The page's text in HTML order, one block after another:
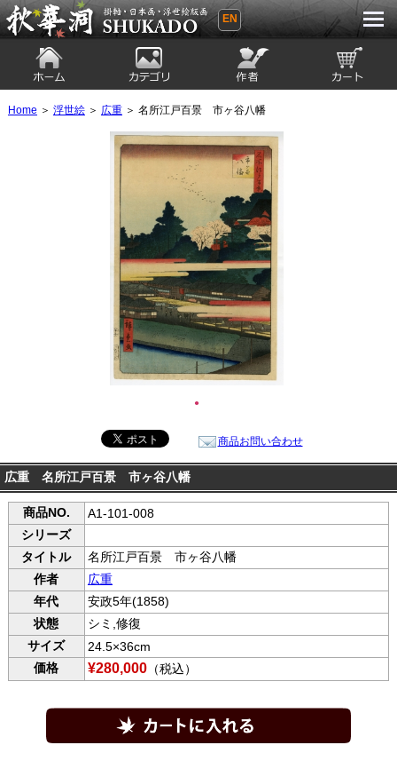
秋華洞 SHUKADO 掛軸・日本画・浮世
EN
Home ＞ 浮世絵＞ 広重＞ 名所江戸百景 市ヶ谷八幡
●
商品お問い合わせ
広重 名所江戸百景 市ヶ谷八幡
商品NO.
A1-101-008
シリーズ
タイトル
名所江戸百景 市ヶ谷八幡
作者
広重
年代
安政5年(1858)
状態
シミ,修復
サイズ
24.5×36cm
価格
¥280,000（税込）